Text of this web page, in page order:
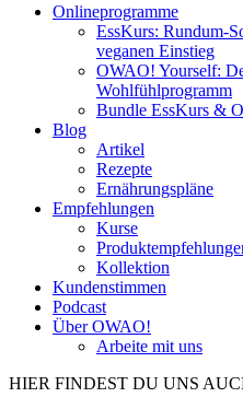
Onlineprogramme
EssKurs: Rundum-
veganen Einstieg
OWAO! Yourself:
Wohlfühlprogramm
Bundle EssKurs &
Blog
Artikel
Rezepte
Ernährungspläne
Empfehlungen
Kurse
Kollektion
Kundenstimmen
Podcast
Über OWAO!
Arbeite mit uns
HIER FINDEST DU UNS